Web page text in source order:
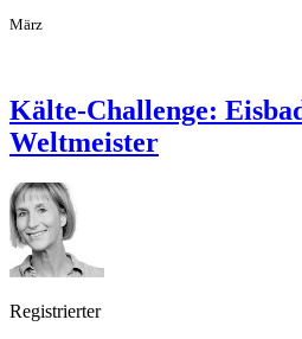
März
Kälte-Challenge:
Weltmeister
Registrierter